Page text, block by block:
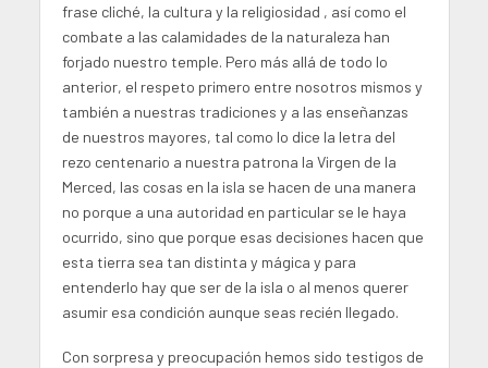
frase cliché, la cultura y la religiosidad , así como el
combate a las calamidades de la naturaleza han
forjado nuestro temple. Pero más allá de todo lo
anterior, el respeto primero entre nosotros mismos y
también a nuestras tradiciones y a las enseñanzas
de nuestros mayores, tal como lo dice la letra del
rezo centenario a nuestra patrona la Virgen de la
Merced, las cosas en la isla se hacen de una manera
no porque a una autoridad en particular se le haya
ocurrido, sino que porque esas decisiones hacen que
esta tierra sea tan distinta y mágica y para
entenderlo hay que ser de la isla o al menos querer
asumir esa condición aunque seas recién llegado.
Con sorpresa y preocupación hemos sido testigos de